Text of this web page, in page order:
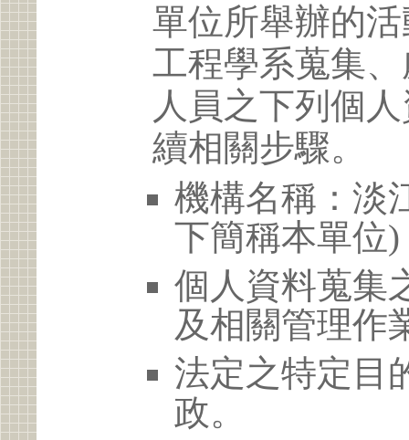
單位所舉辦的
工程學系蒐集
人員之下列個
續相關步驟。
機構名稱：淡
下簡稱本單位)
個人資料蒐集
及相關管理作
法定之特定目
政。